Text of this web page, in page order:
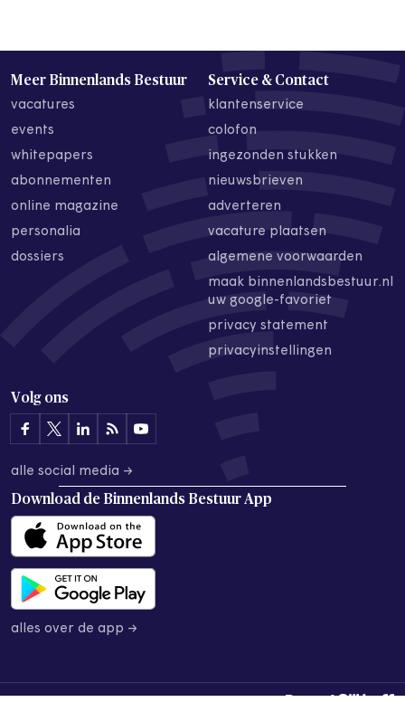
Meer Binnenlands Bestuur
vacatures
events
whitepapers
abonnementen
online magazine
personalia
dossiers
Service & Contact
klantenservice
colofon
ingezonden stukken
nieuwsbrieven
adverteren
vacature plaatsen
algemene voorwaarden
maak binnenlandsbestuur.nl
uw google-favoriet
privacy statement
privacyinstellingen
Volg ons
alle social media →
Download de Binnenlands Bestuur App
alles over de app →